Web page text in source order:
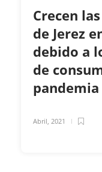
Crecen
de Jerez
debido a
de
pandemia
Abril, 2021